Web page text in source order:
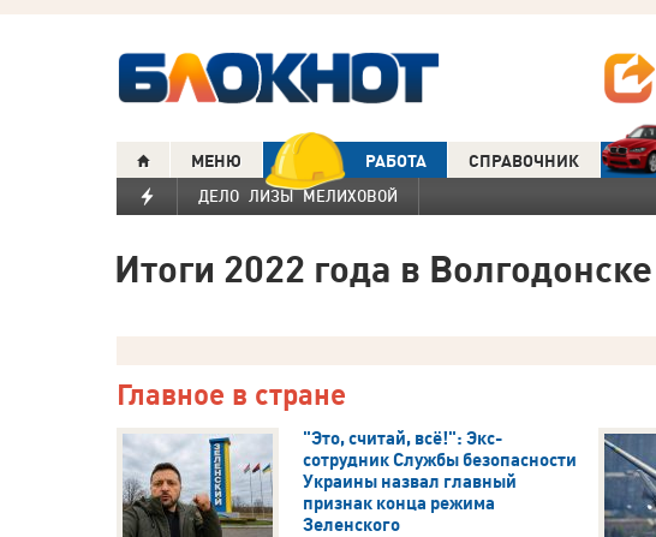
МЕНЮ РАБОТА СПРАВОЧНИК
ДЕЛО ЛИЗЫ МЕЛИХОВОЙ
Итоги 2022 года в Волгодонске
Главное в стране
"Это, считай, всё!": Экс-
сотрудник Службы безопасности
Украины назвал главный
признак конца режима
Зеленского